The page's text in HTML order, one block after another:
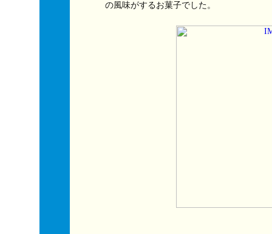
の風味がするお菓子でした。